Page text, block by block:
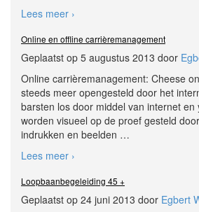
Lees meer ›
Online en offline carrièremanagement
Geplaatst op 5 augustus 2013 door
Online carrièremanagement: Cheese
steeds meer opengesteld door het
barsten los door middel van internet en
worden visueel op de proef gesteld
indrukken en beelden …
Lees meer ›
Loopbaanbegeleiding 45 +
Geplaatst op 24 juni 2013 door Egbert